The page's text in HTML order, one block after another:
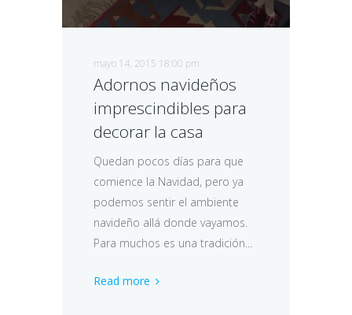
mayo 14, 2015 18:00 pm
Adornos navideños
imprescindibles para
decorar la casa
Quedan pocos días para que
comience la Navidad, pero ya
podemos sentir el ambiente
navideño allá donde vayamos.
Para muchos es una tradición...
Read more